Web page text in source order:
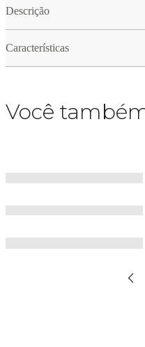
Descrição
Características
Você